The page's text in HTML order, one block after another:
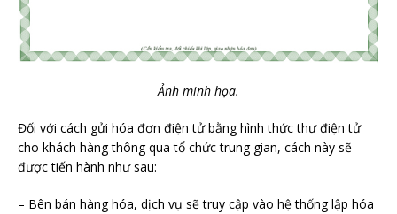
Ảnh minh họa.
Đối với cách gửi hóa đơn điện tử bằng hình thức thư điện tử
cho khách hàng thông qua tổ chức trung gian, cách này sẽ
được tiến hành như sau:
– Bên bán hàng hóa, dịch vụ sẽ truy cập vào hệ thống lập hóa